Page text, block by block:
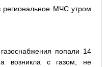
МЧС утром
попали 14
возникла с газом, не